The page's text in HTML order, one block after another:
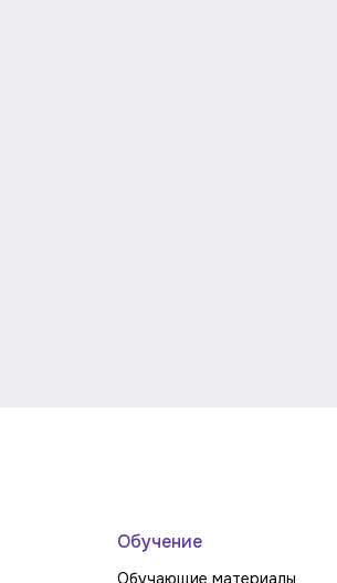
Обучение
Обучающие материалы